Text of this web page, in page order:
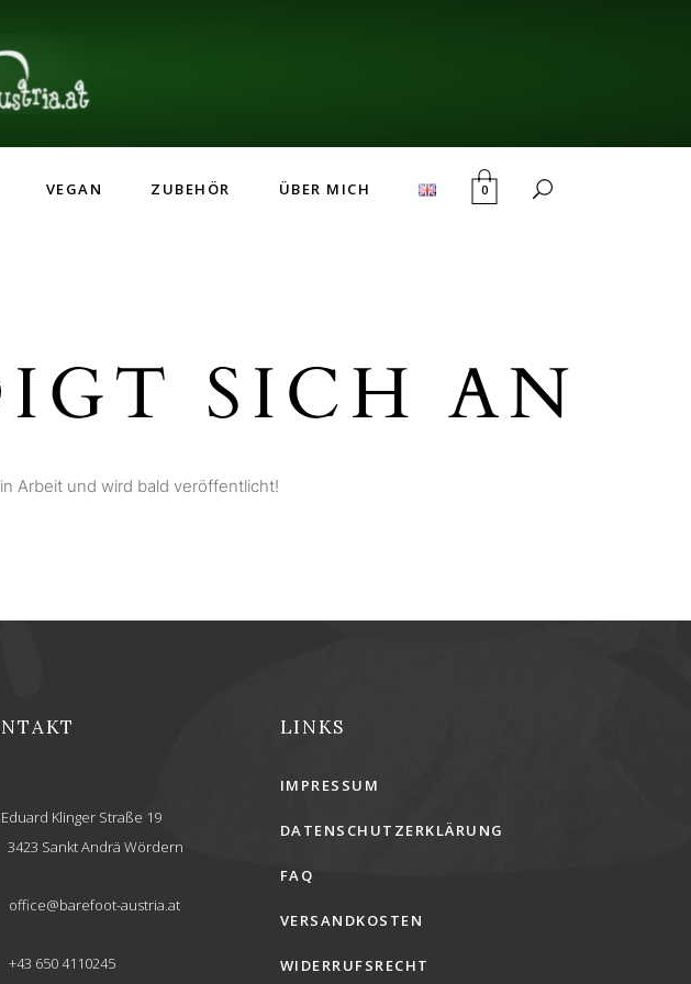
VEGAN ZUBEHÖR ÜBER MICH 0
SICH AN
Arbeit und wird bald veröffentlicht!
Eduard Klinger Straße 19
3423 Sankt Andrä Wördern
office@barefoot-austria.at
+43 650 4110245
LINKS
IMPRESSUM
DATENSCHUTZERKLÄRUNG
FAQ
VERSANDKOSTEN
WIDERRUFSRECHT